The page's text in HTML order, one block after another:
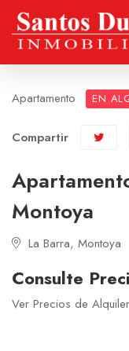
Apartamento EN
Compartir
Montoya
La Barra, Montoya
Consulte
Ver Precios de Alquiler